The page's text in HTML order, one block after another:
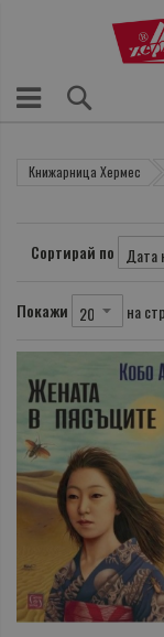
Книжарница Хермес
Сортирай по
Покажи на